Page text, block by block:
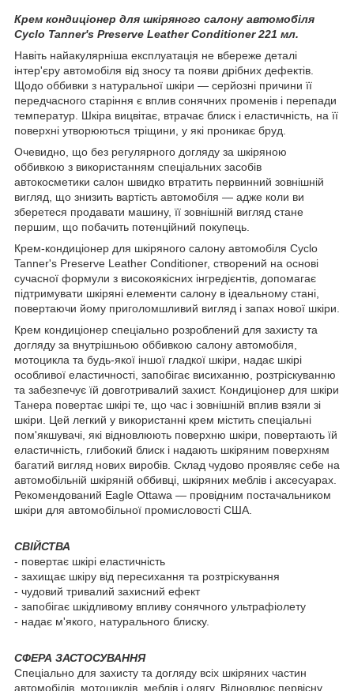
Крем кондиціонер для шкіряного салону автомобіля
Cyclo Tanner's Preserve Leather Conditioner 221 мл.
Навіть найакулярніша експлуатація не вбереже деталі
інтер'єру автомобіля від зносу та появи дрібних дефектів.
Щодо оббивки з натуральної шкіри — серйозні причини її
передчасного старіння є вплив сонячних променів і перепади
температур. Шкіра вицвітає, втрачає блиск і еластичність, на її
поверхні утворюються тріщини, у які проникає бруд.
Очевидно, що без регулярного догляду за шкіряною
оббивкою з використанням спеціальних засобів
автокосметики салон швидко втратить первинний зовнішній
вигляд, що знизить вартість автомобіля — адже коли ви
зберетеся продавати машину, її зовнішній вигляд стане
першим, що побачить потенційний покупець.
Крем-кондиціонер для шкіряного салону автомобіля Cyclo
Tanner's Preserve Leather Conditioner, створений на основі
сучасної формули з високоякісних інгредієнтів, допомагає
підтримувати шкіряні елементи салону в ідеальному стані,
повертаючи йому приголомшливий вигляд і запах нової шкіри.
Крем кондиціонер спеціально розроблений для захисту та
догляду за внутрішньою оббивкою салону автомобіля,
мотоцикла та будь-якої іншої гладкої шкіри, надає шкірі
особливої еластичності, запобігає висиханню, розтріскуванню
та забезпечує їй довготривалий захист. Кондиціонер для шкіри
Танера повертає шкірі те, що час і зовнішній вплив взяли зі
шкіри. Цей легкий у використанні крем містить спеціальні
пом'якшувачі, які відновлюють поверхню шкіри, повертають їй
еластичність, глибокий блиск і надають шкіряним поверхням
багатий вигляд нових виробів. Склад чудово проявляє себе на
автомобільній шкіряній оббивці, шкіряних меблів і аксесуарах.
Рекомендований Eagle Ottawa — провідним постачальником
шкіри для автомобільної промисловості США.
СВІЙСТВА
- повертає шкірі еластичність
- захищає шкіру від пересихання та розтріскування
- чудовий тривалий захисний ефект
- запобігає шкідливому впливу сонячного ультрафіолету
- надає м'якого, натурального блиску.
СФЕРА ЗАСТОСУВАННЯ
Спеціально для захисту та догляду всіх шкіряних частин
автомобілів, мотоциклів, меблів і одягу. Відновлює первісну